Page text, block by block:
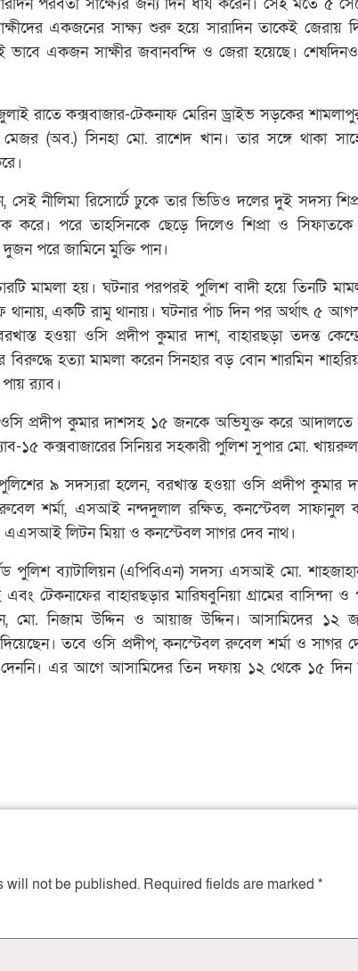
একজনের সাক্ষ্য শুরু হয়ে সারাদিন তাকেই জেরায়
ভাবে একজন সাক্ষীর জবানবন্দি ও জেরা হয়েছে।
রাতে কক্সবাজার-টেকনাফ মেরিন ড্রাইভ সড়কের
(অব.) সিনহা মো. রাশেদ খান। তার সঙ্গে থাকা
সেই নীলিমা রিসোর্টে ঢুকে তার ভিডিও দলের দুই সদস্য
পরে তাহসিনকে ছেড়ে দিলেও শিপ্রা ও সিফাতকে
পরে জামিনে মুক্তি পান।
মামলা হয়। ঘটনার পরপরই পুলিশ বাদী হয়ে তিনটি
থানায়, একটি রামু থানায়। ঘটনার পাঁচ দিন পর অর্থাৎ ৫
হওয়া ওসি প্রদীপ কুমার দাশ, বাহারছড়া তদন্ত
হত্যা মামলা করেন সিনহার বড় বোন শারমিন
র‌্যাব।
প্রদীপ কুমার দাশসহ ১৫ জনকে অভিযুক্ত করে আদালতে
১৫ কক্সবাজারের সিনিয়র সহকারী পুলিশ সুপার মো.
৯ সদস্যরা হলেন, বরখাস্ত হওয়া ওসি প্রদীপ কুমার
শর্মা, এসআই নন্দদুলাল রক্ষিত, কনস্টেবল সাফানুল
এএসআই লিটন মিয়া ও কনস্টেবল সাগর দেব নাথ।
পুলিশ ব্যাটালিয়ন (এপিবিএন) সদস্য এসআই মো.
টেকনাফের বাহারছড়ার মারিষবুনিয়া গ্রামের বাসিন্দা
মো. নিজাম উদ্দিন ও আয়াজ উদ্দিন। আসামিদের ১২
দিয়েছেন। তবে ওসি প্রদীপ, কনস্টেবল রুবেল শর্মা ও সাগর
দেননি। এর আগে আসামিদের তিন দফায় ১২ থেকে ১৫ দিন
will not be published. Required fields are marked *